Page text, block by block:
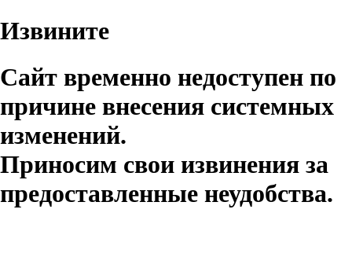
Извините
Сайт временно недоступен по
причине внесения системных
изменений.
Приносим свои извинения за
предоставленные неудобства.